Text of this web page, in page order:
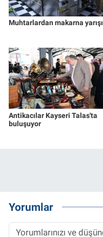
Muhtarlardan makarna yarışı
Antikacılar Kayseri Talas'ta
buluşuyor
Yorumlar